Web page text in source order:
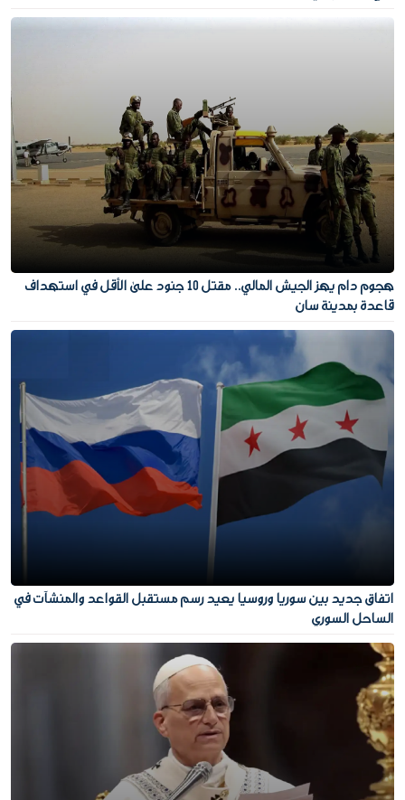
هجوم دام يهز الجيش المالي.. مقتل 10 جنود على الأقل في استهداف
قاعدة بمدينة سان
اتفاق جديد بين سوريا وروسيا يعيد رسم مستقبل القواعد والمنشآت في
الساحل السوري